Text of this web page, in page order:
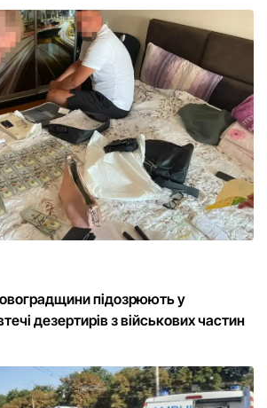
підозрюють у
дезертирів з військових частин